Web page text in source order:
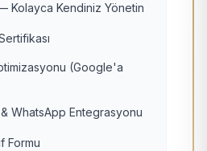
Kolayca Kendiniz Yönetin
(Google'a
WhatsApp Entegrasyonu
Formu